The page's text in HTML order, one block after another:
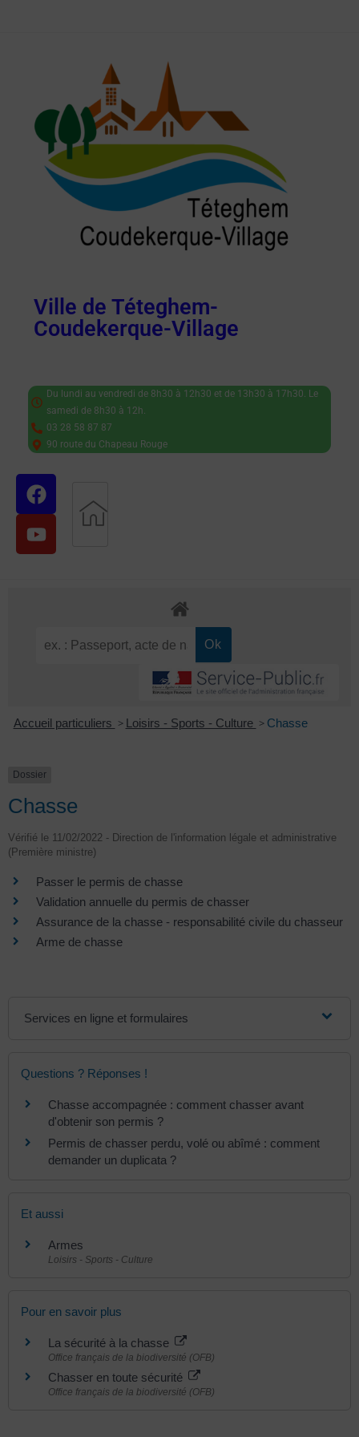
Ville de Téteghem-
Coudekerque-Village
Du lundi au vendredi de 8h30 à 12h30 et de 13h30 à 17h30. Le
samedi de 8h30 à 12h.
03 28 58 87 87
90 route du Chapeau Rouge
Accueil particuliers > Loisirs - Sports - Culture > Chasse
Dossier
Chasse
Vérifié le 11/02/2022 - Direction de l'information légale et administrative
(Première ministre)
Passer le permis de chasse
Validation annuelle du permis de chasser
Assurance de la chasse - responsabilité civile du chasseur
Arme de chasse
Services en ligne et formulaires
Questions ? Réponses !
Chasse accompagnée : comment chasser avant
d'obtenir son permis ?
Permis de chasser perdu, volé ou abîmé : comment
demander un duplicata ?
Et aussi
Armes
Loisirs - Sports - Culture
Pour en savoir plus
La sécurité à la chasse
Office français de la biodiversité (OFB)
Chasser en toute sécurité
Office français de la biodiversité (OFB)